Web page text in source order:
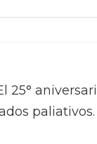
25°
paliativos.